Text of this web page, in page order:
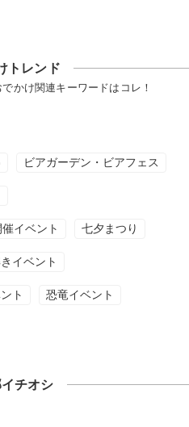
トレンド
かけ関連キーワードはコレ！
ビアガーデン・ビアフェス
イベント 七夕まつり
イベント
ト 恐竜イベント
チオシ